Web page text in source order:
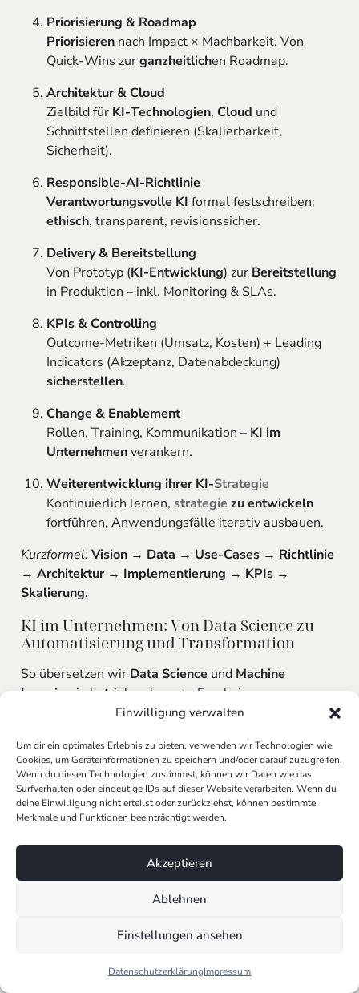
Einwilligung verwalten
Um dir ein optimales Erlebnis zu bieten, verwenden wir Technologien wie
Cookies, um Geräteinformationen zu speichern und/oder darauf zuzugreifen.
Wenn du diesen Technologien zustimmst, können wir Daten wie das
Surfverhalten oder eindeutige IDs auf dieser Website verarbeiten. Wenn du
deine Einwilligung nicht erteilst oder zurückziehst, können bestimmte
Merkmale und Funktionen beeinträchtigt werden.
Akzeptieren
Ablehnen
Einstellungen ansehen
DatenschutzerklärungImpressum
Priorisierung & Roadmap
Priorisierennach Impact × Machbarkeit. Von
Quick-Wins zurganzheitlichen Roadmap.
Architektur & Cloud
Zielbild für KI-Technologien, Cloud und
Schnittstellen definieren (Skalierbarkeit,
Sicherheit).
Responsible-AI-Richtlinie
Verantwortungsvolle KI formal festschreiben:
ethisch, transparent, revisionssicher.
Delivery & Bereitstellung
Von Prototyp (KI-Entwicklung) zur Bereitstellung
in Produktion – inkl. Monitoring & SLAs.
KPIs & Controlling
Outcome-Metriken (Umsatz, Kosten) + Leading
Indicators (Akzeptanz, Datenabdeckung)
sicherstellen.
Change & Enablement
Rollen, Training, Kommunikation – KI im
Unternehmenverankern.
Weiterentwicklung ihrer KI-Strategie
Kontinuierlich lernen, strategie zu entwickeln
fortführen, Anwendungsfälle iterativ ausbauen.
Kurzformel:Vision → Data → Use-Cases → Richtlinie
→ Architektur → Implementierung → KPIs →
Skalierung.
KI im Unternehmen: Von Data Science zu
Automatisierung und Transformation
So übersetzen wir Data Scienceund Machine
Learningin betriebsrelevante Ergebnisse:
Muster, Risiken, Potenziale.
ML/AI → Entscheidungen:Modellegenerieren
Prognosen, Empfehlungen, Scores.
Automatisierung→ Prozess:Entscheidungen
fließen in Workflows,KI arbeiten
Transformation → Geschäftsmodelle:Neue
Services, Preismodelle,entwicklung neuer
Geschäftsmodelle.
B. Vertrieb, Service, Operations). Erst dann entsteht
Verantwortungsvolle KI: Ethisch,